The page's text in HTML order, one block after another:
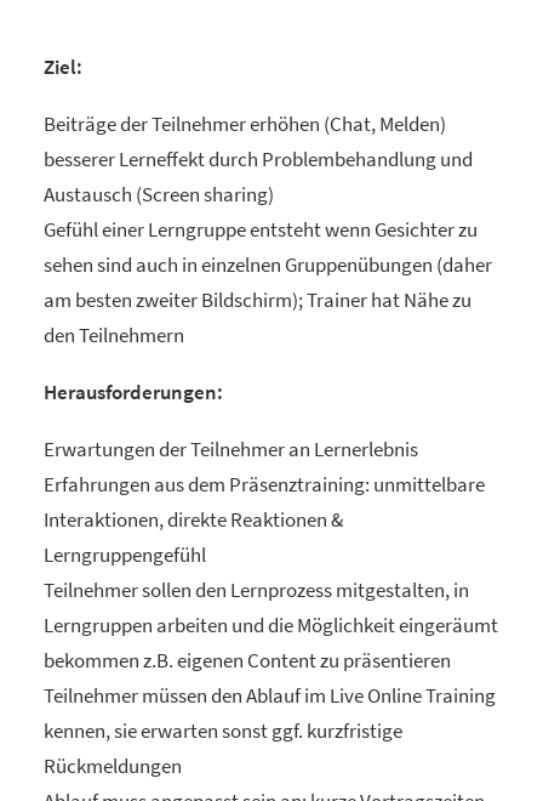
Ziel:
Beiträge der Teilnehmer erhöhen (Chat, Melden)
besserer Lerneffekt durch Problembehandlung und
Austausch (Screen sharing)
Gefühl einer Lerngruppe entsteht wenn Gesichter zu
sehen sind auch in einzelnen Gruppenübungen (daher
am besten zweiter Bildschirm); Trainer hat Nähe zu
den Teilnehmern
Herausforderungen:
Erwartungen der Teilnehmer an Lernerlebnis
Erfahrungen aus dem Präsenztraining: unmittelbare
Interaktionen, direkte Reaktionen &
Lerngruppengefühl
Teilnehmer sollen den Lernprozess mitgestalten, in
Lerngruppen arbeiten und die Möglichkeit eingeräumt
bekommen z.B. eigenen Content zu präsentieren
Teilnehmer müssen den Ablauf im Live Online Training
kennen, sie erwarten sonst ggf. kurzfristige
Rückmeldungen